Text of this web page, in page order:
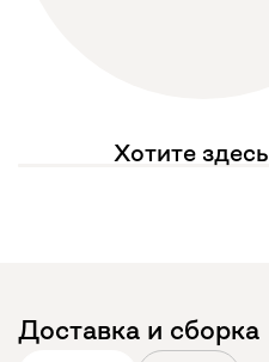
Хотите здесь
Доставка и сборка